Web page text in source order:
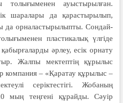
ауысты­рылған.
шаралары да қарастырылып,
да орналастырылыпты. Сондай-
пластикалық үлгіде
әрлеу, есік орнату
Жалпы мектептің құрылыс
компания – «Қаратау құрылыс –
серіктестігі. Жобаның
мың теңгені құрайды. Сәуір